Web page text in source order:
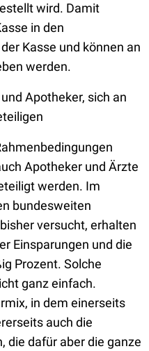
wird. Damit
in den
Kasse und können an
werden.
Apotheker, sich an
Apotheker und Ärzte
werden. Im
bundesweiten
versucht, erhalten
Einsparungen und die
Prozent. Solche
ganz einfach.
in dem einerseits
auch die
die dafür aber die ganze